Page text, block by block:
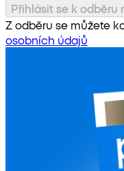
Přihlásit se k odběru
Z odběru se můžete
osobních údajů